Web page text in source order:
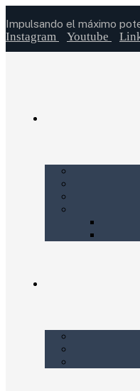
Impulsando el máximo
Instagram Youtube